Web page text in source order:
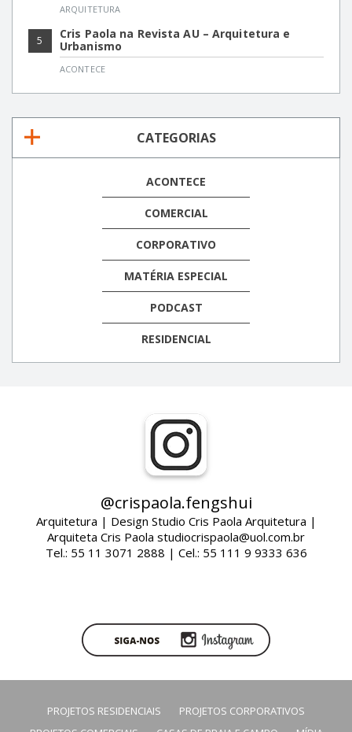
ARQUITETURA
5
Cris Paola na Revista AU – Arquitetura e
Urbanismo
ACONTECE
CATEGORIAS
ACONTECE
COMERCIAL
CORPORATIVO
MATÉRIA ESPECIAL
PODCAST
RESIDENCIAL
@crispaola.fengshui
Arquitetura | Design Studio Cris Paola Arquitetura |
Arquiteta Cris Paola studiocrispaola@uol.com.br
Tel.: 55 11 3071 2888 | Cel.: 55 111 9 9333 636
PROJETOS RESIDENCIAIS
PROJETOS CORPORATIVOS